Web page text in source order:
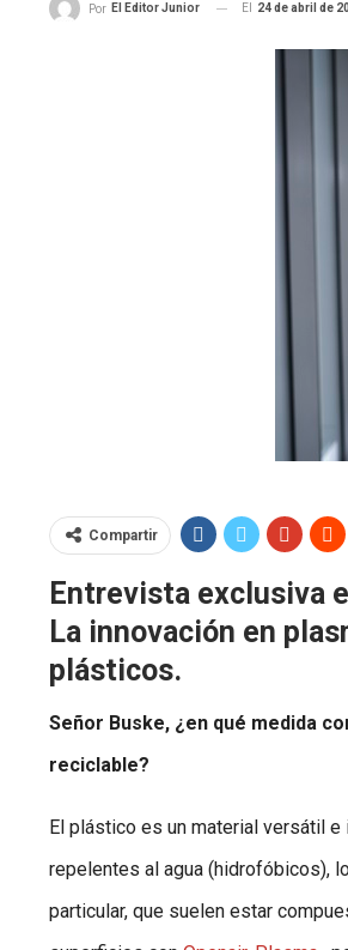
Por El Editor Junior El 24 de abril de
Compartir
Entrevista exclusiva
La innovación en
plásticos.
Señor Buske, ¿en qué medida
reciclable?
El plástico es un material versátil
repelentes al agua (hidrofóbicos),
particular, que suelen estar